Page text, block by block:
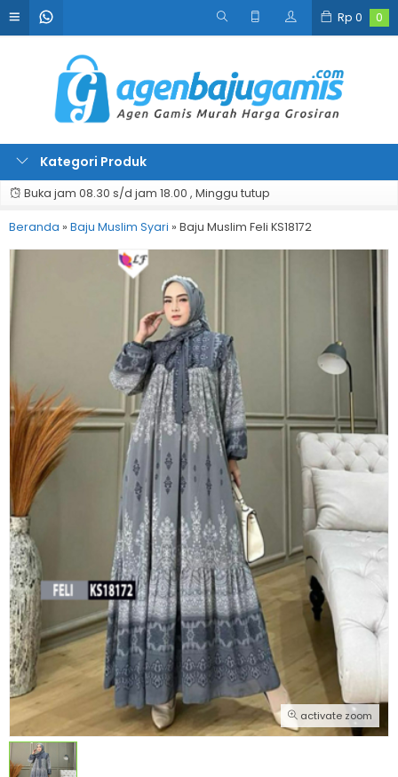
Rp 0 0
Kategori Produk
Buka jam 08.30 s/d jam 18.00 , Minggu tutup
Beranda » Baju Muslim Syari » Baju Muslim Feli KS18172
activate zoom